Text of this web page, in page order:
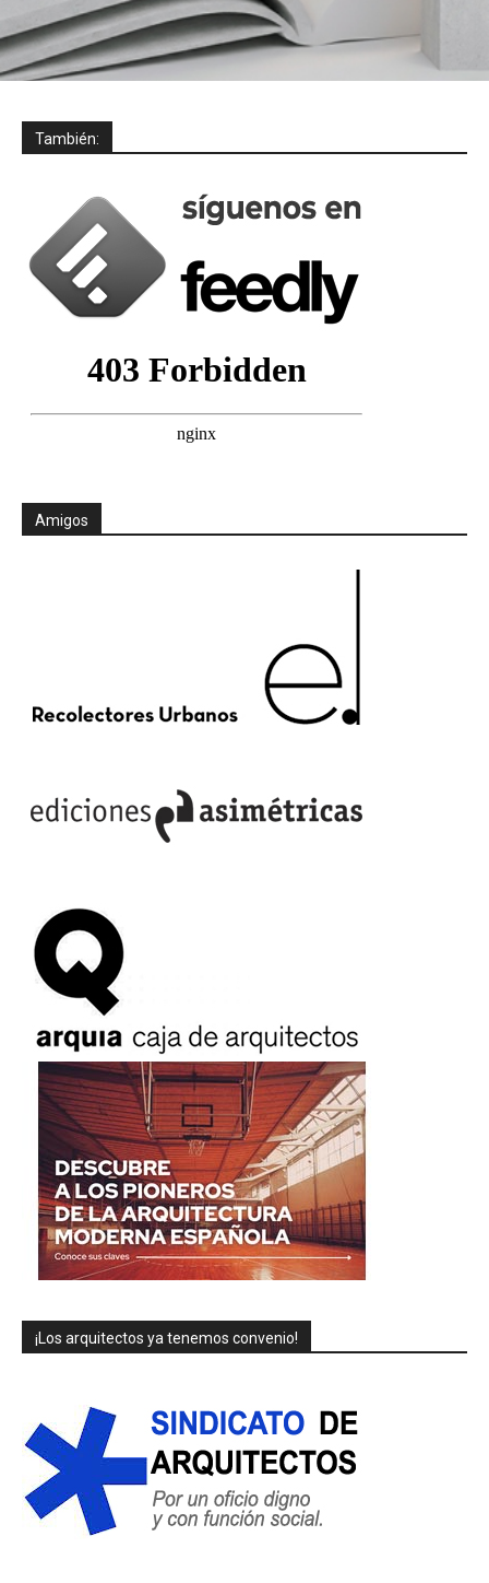
También:
Amigos
¡Los arquitectos ya tenemos convenio!